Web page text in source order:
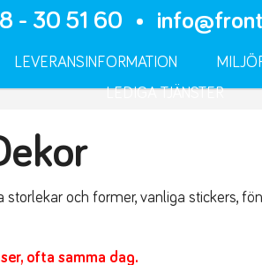
- 30 51 60 •
LEVERANSINFORMATION
LEDIGA TJÄNSTER
och former, vanliga stickers,
ofta samma dag.